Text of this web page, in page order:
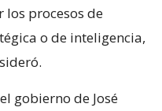
los procesos de
o de inteligencia,
gobierno de José